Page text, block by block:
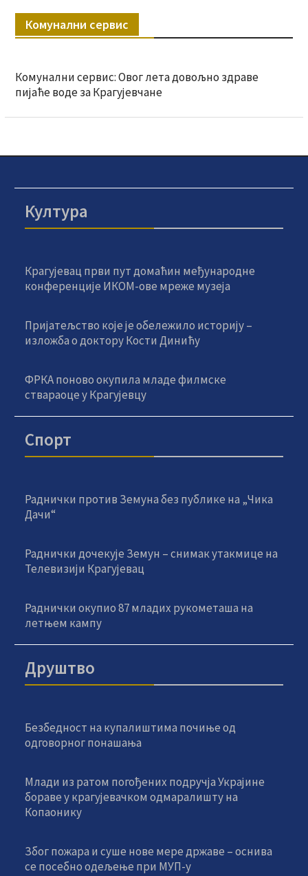
Комунални сервис
Комунални сервис: Овог лета довољно здраве
пијаће воде за Крагујевчане
Култура
Крагујевац први пут домаћин међународне
конференције ИКОМ-ове мреже музеја
Пријатељство које је обележило историју –
изложба о доктору Кости Динићу
ФРКА поново окупила младе филмске
ствараоце у Крагујевцу
Спорт
Раднички против Земуна без публике на „Чика
Дачи“
Раднички дочекује Земун – снимак утакмице на
Телевизији Крагујевац
Раднички окупио 87 младих рукометаша на
летњем кампу
Друштво
Безбедност на купалиштима почиње од
одговорног понашања
Млади из ратом погођених подручја Украјине
бораве у крагујевачком одмаралишту на
Копаонику
Због пожара и суше нове мере државе – оснива
се посебно одељење при МУП-у